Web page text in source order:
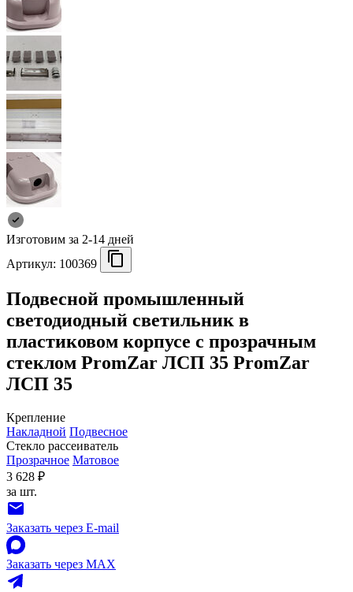
Изготовим за 2-14 дней
Артикул: 100369
Подвесной промышленный
светодиодный светильник в
пластиковом корпусе с прозрачным
стеклом PromZar ЛСП 35 PromZar
ЛСП 35
Крепление
Накладной Подвесное
Стекло рассеиватель
Прозрачное Матовое
3 628 ₽
за шт.
Заказать через E-mail
Заказать через MAX